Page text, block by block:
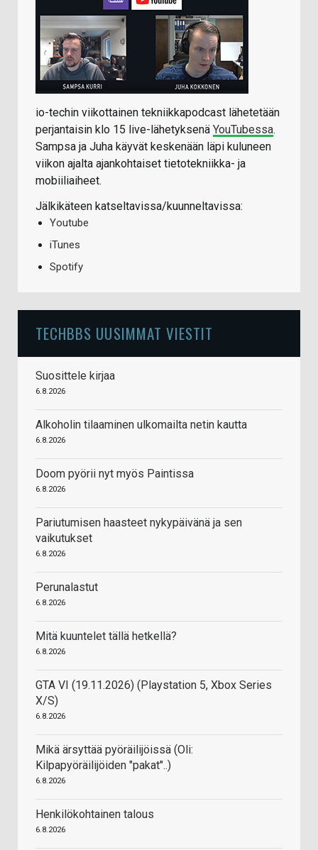
io-techin viikottainen tekniikkapodcast lähetetään
perjantaisin klo 15 live-lähetyksenä YouTubessa.
Sampsa ja Juha käyvät keskenään läpi kuluneen
viikon ajalta ajankohtaiset tietotekniikka- ja
mobiiliaiheet.
Jälkikäteen katseltavissa/kuunneltavissa:
Youtube
iTunes
Spotify
TECHBBS UUSIMMAT VIESTIT
Suosittele kirjaa
6.8.2026
Alkoholin tilaaminen ulkomailta netin kautta
6.8.2026
Doom pyörii nyt myös Paintissa
6.8.2026
Pariutumisen haasteet nykypäivänä ja sen
vaikutukset
6.8.2026
Perunalastut
6.8.2026
Mitä kuuntelet tällä hetkellä?
6.8.2026
GTA VI (19.11.2026) (Playstation 5, Xbox Series
X/S)
6.8.2026
Mikä ärsyttää pyöräilijöissä (Oli:
Kilpapyöräilijöiden "pakat"..)
6.8.2026
Henkilökohtainen talous
6.8.2026